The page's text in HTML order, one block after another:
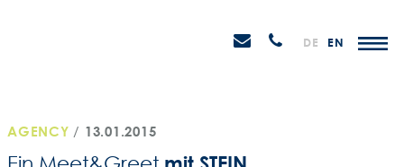
Email Anrufen
DE EN
AGENCY / 13.01.2015